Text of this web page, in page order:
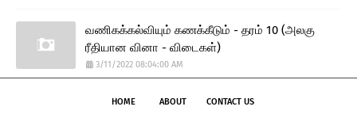
வணிகக்கல்வியும் கணக்கீடும் - தரம் 10 (அலகு
ரீதியான வினா - விடைகள்)
3/11/2022 08:04:00 AM
HOME ABOUT CONTACT US